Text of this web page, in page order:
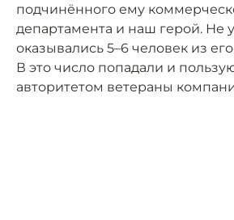
подчинённого ему
департамента и наш герой. Не
оказывались 5–6 человек из
В это число попадали и
авторитетом ветераны